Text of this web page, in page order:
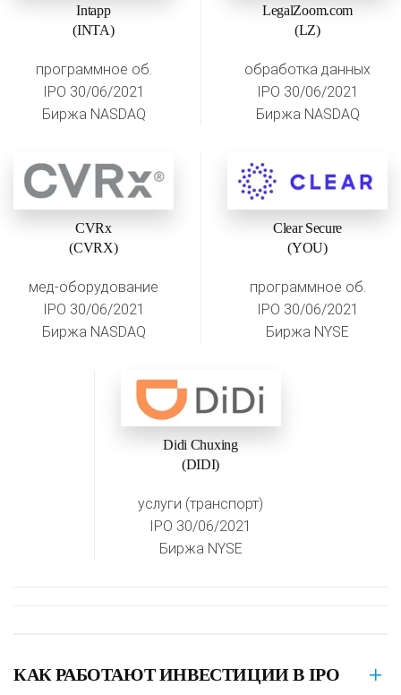
Intapp
(INTA)
программное об.
IPO 30/06/2021
Биржа NASDAQ
LegalZoom.com
(LZ)
обработка данных
IPO 30/06/2021
Биржа NASDAQ
CVRx
(CVRX)
мед-оборудование
IPO 30/06/2021
Биржа NASDAQ
Clear Secure
(YOU)
программное об.
IPO 30/06/2021
Биржа NYSE
Didi Chuxing
(DIDI)
услуги (транспорт)
IPO 30/06/2021
Биржа NYSE
КАК РАБОТАЮТ ИНВЕСТИЦИИ В IPO